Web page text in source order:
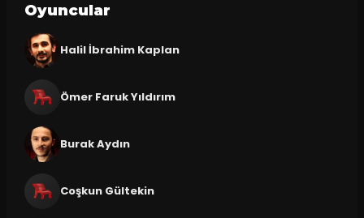
Oyuncular
Halil İbrahim Kaplan
Ömer Faruk Yıldırım
Burak Aydın
Coşkun Gültekin